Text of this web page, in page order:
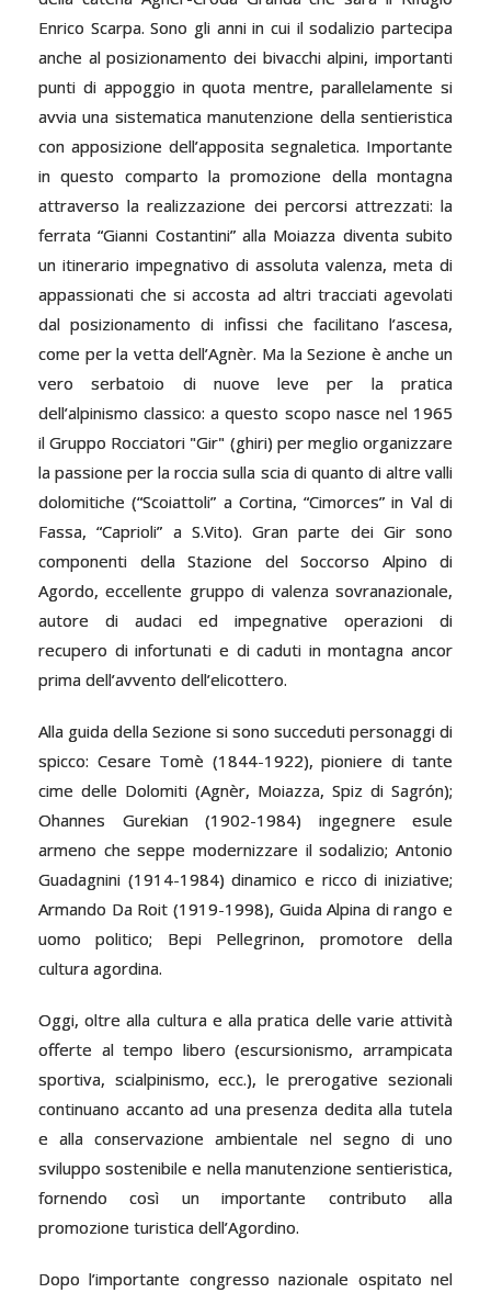
Enrico Scarpa. Sono gli anni in cui il sodalizio partecipa
anche al posizionamento dei bivacchi alpini, importanti
punti di appoggio in quota mentre, parallelamente si
avvia una sistematica manutenzione della sentieristica
con apposizione dell’apposita segnaletica. Importante
in questo comparto la promozione della montagna
attraverso la realizzazione dei percorsi attrezzati: la
ferrata “Gianni Costantini” alla Moiazza diventa subito
un itinerario impegnativo di assoluta valenza, meta di
appassionati che si accosta ad altri tracciati agevolati
dal posizionamento di infissi che facilitano l’ascesa,
come per la vetta dell’Agnèr. Ma la Sezione è anche un
vero serbatoio di nuove leve per la pratica
dell’alpinismo classico: a questo scopo nasce nel 1965
il Gruppo Rocciatori "Gir" (ghiri) per meglio organizzare
la passione per la roccia sulla scia di quanto di altre valli
dolomitiche (“Scoiattoli” a Cortina, “Cimorces” in Val di
Fassa, “Caprioli” a S.Vito). Gran parte dei Gir sono
componenti della Stazione del Soccorso Alpino di
Agordo, eccellente gruppo di valenza sovranazionale,
autore di audaci ed impegnative operazioni di
recupero di infortunati e di caduti in montagna ancor
prima dell’avvento dell’elicottero.
Alla guida della Sezione si sono succeduti personaggi di
spicco: Cesare Tomè (1844-1922), pioniere di tante
cime delle Dolomiti (Agnèr, Moiazza, Spiz di Sagrón);
Ohannes Gurekian (1902-1984) ingegnere esule
armeno che seppe modernizzare il sodalizio; Antonio
Guadagnini (1914-1984) dinamico e ricco di iniziative;
Armando Da Roit (1919-1998), Guida Alpina di rango e
uomo politico; Bepi Pellegrinon, promotore della
cultura agordina.
Oggi, oltre alla cultura e alla pratica delle varie attività
offerte al tempo libero (escursionismo, arrampicata
sportiva, scialpinismo, ecc.), le prerogative sezionali
continuano accanto ad una presenza dedita alla tutela
e alla conservazione ambientale nel segno di uno
sviluppo sostenibile e nella manutenzione sentieristica,
fornendo così un importante contributo alla
promozione turistica dell’Agordino.
Dopo l’importante congresso nazionale ospitato nel